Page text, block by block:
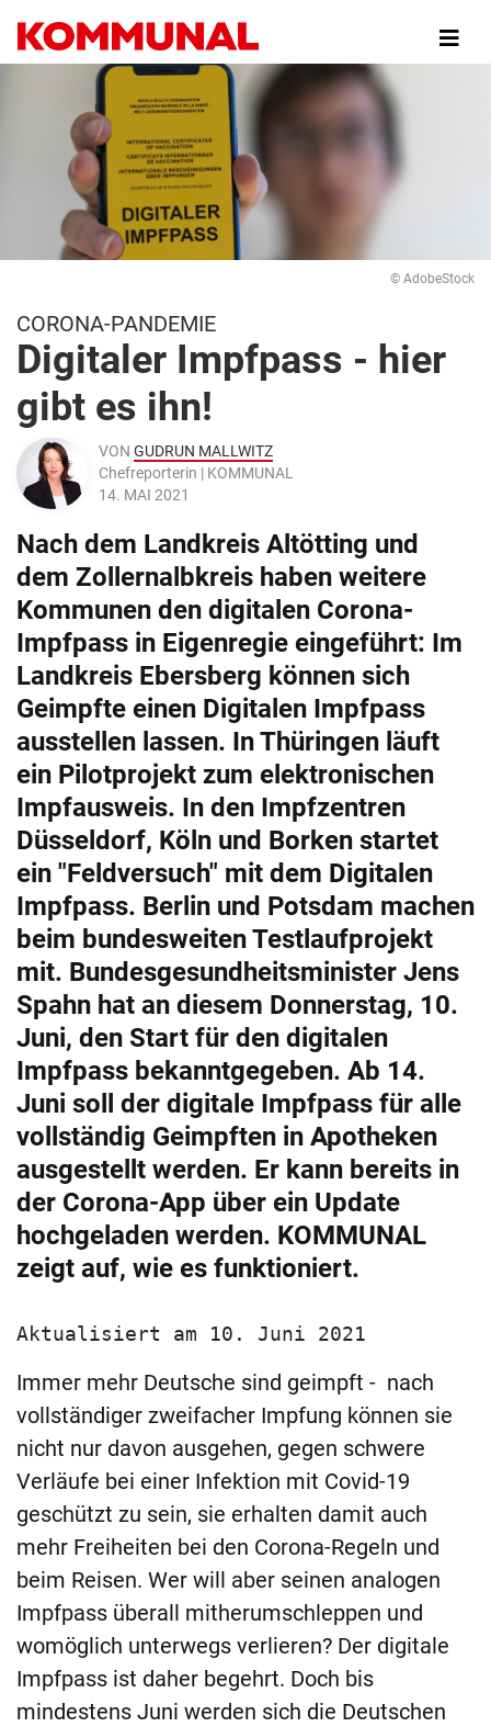
zum
Inhalt
© AdobeStock
CORONA-PANDEMIE
Digitaler Impfpass - hier
gibt es ihn!
VON GUDRUN MALLWITZ
Chefreporterin | KOMMUNAL
14. MAI 2021
Nach dem Landkreis Altötting und
dem Zollernalbkreis haben weitere
Kommunen den digitalen Corona-
Impfpass in Eigenregie eingeführt: Im
Landkreis Ebersberg können sich
Geimpfte einen Digitalen Impfpass
ausstellen lassen. In Thüringen läuft
ein Pilotprojekt zum elektronischen
Impfausweis. In den Impfzentren
Düsseldorf, Köln und Borken startet
ein "Feldversuch" mit dem Digitalen
Impfpass. Berlin und Potsdam machen
beim bundesweiten Testlaufprojekt
mit. Bundesgesundheitsminister Jens
Spahn hat an diesem Donnerstag, 10.
Juni, den Start für den digitalen
Impfpass bekanntgegeben. Ab 14.
Juni soll der digitale Impfpass für alle
vollständig Geimpften in Apotheken
ausgestellt werden. Er kann bereits in
der Corona-App über ein Update
hochgeladen werden. KOMMUNAL
zeigt auf, wie es funktioniert.
Aktualisiert am 10. Juni 2021
Immer mehr Deutsche sind geimpft - nach
vollständiger zweifacher Impfung können sie
nicht nur davon ausgehen, gegen schwere
Verläufe bei einer Infektion mit Covid-19
geschützt zu sein, sie erhalten damit auch
mehr Freiheiten bei den Corona-Regeln und
beim Reisen. Wer will aber seinen analogen
Impfpass überall mitherumschleppen und
womöglich unterwegs verlieren? Der digitale
Impfpass ist daher begehrt. Doch bis
mindestens Juni werden sich die Deutschen